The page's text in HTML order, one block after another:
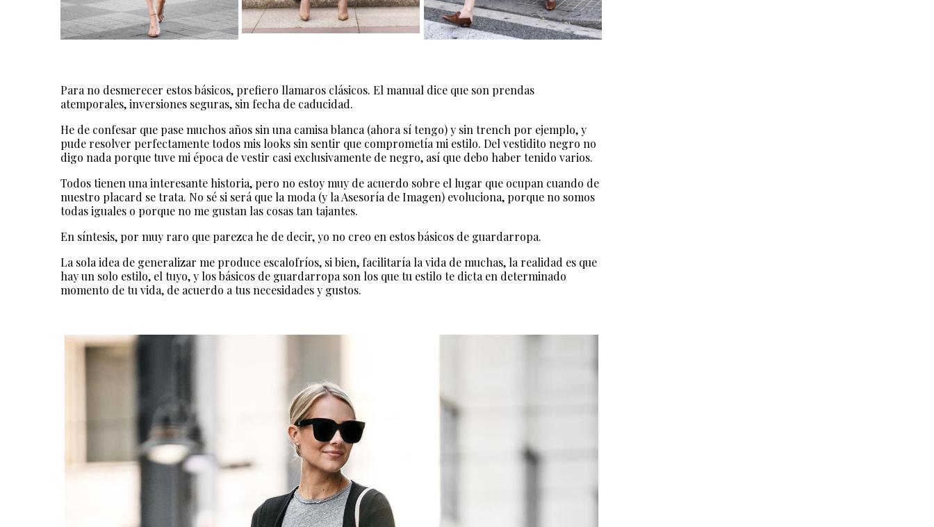
Para no desmerecer estos básicos, prefiero llamaros clásicos. El manual dice que son prendas
atemporales, inversiones seguras, sin fecha de caducidad.
He de confesar que pase muchos años sin una camisa blanca (ahora sí tengo) y sin trench por ejemplo, y
pude resolver perfectamente todos mis looks sin sentir que comprometía mi estilo. Del vestidito negro no
digo nada porque tuve mi época de vestir casi exclusivamente de negro, así que debo haber tenido varios.
Todos tienen una interesante historia, pero no estoy muy de acuerdo sobre el lugar que ocupan cuando de
nuestro placard se trata. No sé si será que la moda (y la Asesoría de Imagen) evoluciona, porque no somos
todas iguales o porque no me gustan las cosas tan tajantes.
En síntesis, por muy raro que parezca he de decir, yo no creo en estos básicos de guardarropa.
La sola idea de generalizar me produce escalofríos, si bien, facilitaría la vida de muchas, la realidad es que
hay un solo estilo, el tuyo, y los básicos de guardarropa son los que tu estilo te dicta en determinado
momento de tu vida, de acuerdo a tus necesidades y gustos.